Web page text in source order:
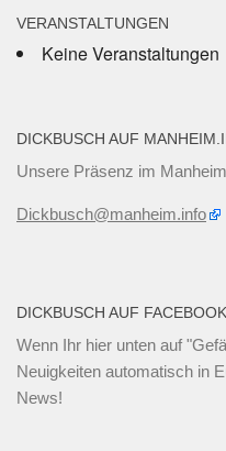
VERANSTALTUNGEN
Keine Veranstaltungen
DICKBUSCH AUF
Unsere Präsenz im
Dickbusch@manheim.info
DICKBUSCH AUF FACEBOOK
Wenn Ihr hier unten auf
Neuigkeiten automatisch in
News!